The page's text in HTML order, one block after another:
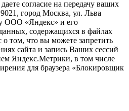
согласие на передачу ваших
город Москва, ул. Льва
ООО «Яндекс» и его
содержащихся в файлах
том, что вы можете запретить
сайта и запись Ваших сессий
Яндекс.Метрики, в том числе
для браузера «Блокировщик